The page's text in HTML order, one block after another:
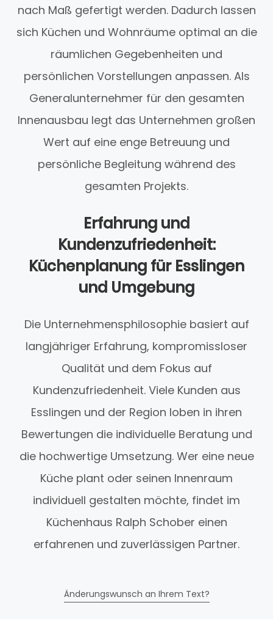
nach Maß gefertigt werden. Dadurch lassen
sich Küchen und Wohnräume optimal an die
räumlichen Gegebenheiten und
persönlichen Vorstellungen anpassen. Als
Generalunternehmer für den gesamten
Innenausbau legt das Unternehmen großen
Wert auf eine enge Betreuung und
persönliche Begleitung während des
gesamten Projekts.
Erfahrung und
Kundenzufriedenheit:
Küchenplanung für Esslingen
und Umgebung
Die Unternehmensphilosophie basiert auf
langjähriger Erfahrung, kompromissloser
Qualität und dem Fokus auf
Kundenzufriedenheit. Viele Kunden aus
Esslingen und der Region loben in ihren
Bewertungen die individuelle Beratung und
die hochwertige Umsetzung. Wer eine neue
Küche plant oder seinen Innenraum
individuell gestalten möchte, findet im
Küchenhaus Ralph Schober einen
erfahrenen und zuverlässigen Partner.
Änderungswunsch an Ihrem Text?